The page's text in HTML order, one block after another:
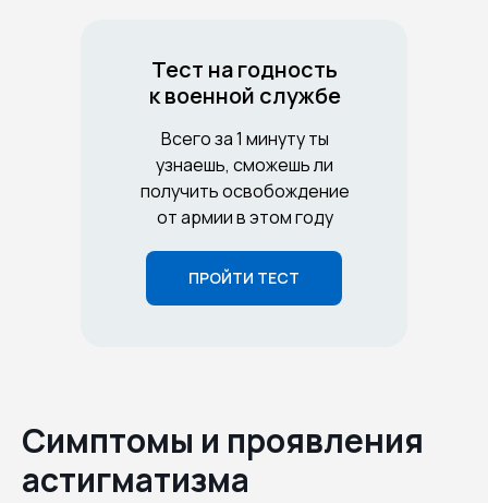
ПРОЙТИ ТЕСТ
Тест на годность
к военной службе
Всего за 1 минуту ты
узнаешь, сможешь ли
получить освобождение
от армии в этом году
Симптомы и проявления
астигматизма